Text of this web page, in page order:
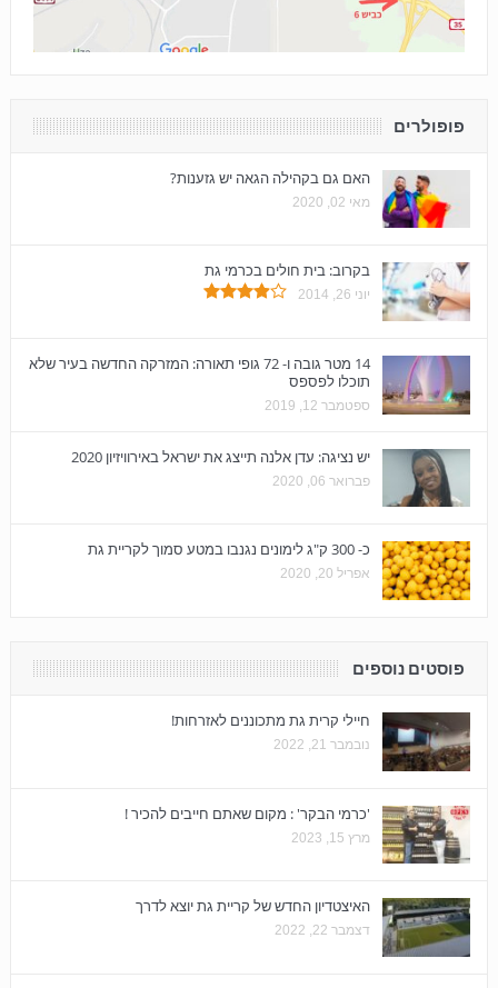
פופולרים
האם גם בקהילה הגאה יש גזענות?
מאי 02, 2020
בקרוב: בית חולים בכרמי גת
יוני 26, 2014
14 מטר גובה ו- 72 גופי תאורה: המזרקה החדשה בעיר שלא
תוכלו לפספס
ספטמבר 12, 2019
יש נציגה: עדן אלנה תייצג את ישראל באירוויזיון 2020
פברואר 06, 2020
כ- 300 ק"ג לימונים נגנבו במטע סמוך לקריית גת
אפריל 20, 2020
פוסטים נוספים
חיילי קרית גת מתכוננים לאזרחות!
נובמבר 21, 2022
'כרמי הבקר' : מקום שאתם חייבים להכיר !
מרץ 15, 2023
האיצטדיון החדש של קריית גת יוצא לדרך
דצמבר 22, 2022